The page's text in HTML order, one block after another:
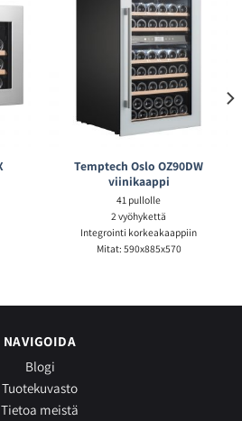
Temptech Oslo OZ90DW
viinikaappi
41 pullolle
2 vyöhykettä
Integrointi korkeakaappiin
Mitat: 590x885x570
NAVIGOIDA
Blogi
Tuotekuvasto
Tietoa meistä